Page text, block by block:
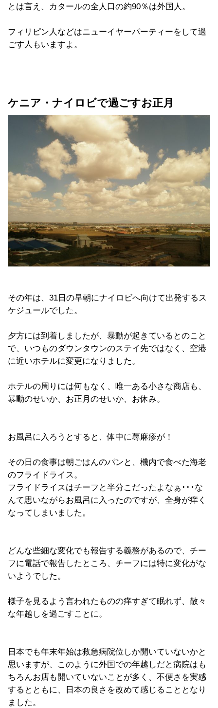
とは言え、カタールの全人口の約90％は外国人。
フィリピン人などはニューイヤーパーティーをして過
ごす人もいますよ。
ケニア・ナイロビで過ごすお正月
その年は、31日の早朝にナイロビへ向けて出発するス
ケジュールでした。
夕方には到着しましたが、暴動が起きているとのこと
で、いつものダウンタウンのステイ先ではなく、空港
に近いホテルに変更になりました。
ホテルの周りには何もなく、唯一ある小さな商店も、
暴動のせいか、お正月のせいか、お休み。
お風呂に入ろうとすると、体中に蕁麻疹が！
その日の食事は朝ごはんのパンと、機内で食べた海老
のフライドライス。
フライドライスはチーフと半分こだったよなぁ･･･な
んて思いながらお風呂に入ったのですが、全身が痒く
なってしまいました。
どんな些細な変化でも報告する義務があるので、チー
フに電話で報告したところ、チーフには特に変化がな
いようでした。
様子を見るよう言われたものの痒すぎて眠れず、散々
な年越しを過ごすことに。
日本でも年末年始は救急病院位しか開いていないかと
思いますが、このように外国での年越しだと病院はも
ちろんお店も開いていないことが多く、不便さを実感
するとともに、日本の良さを改めて感じることとなり
ました。